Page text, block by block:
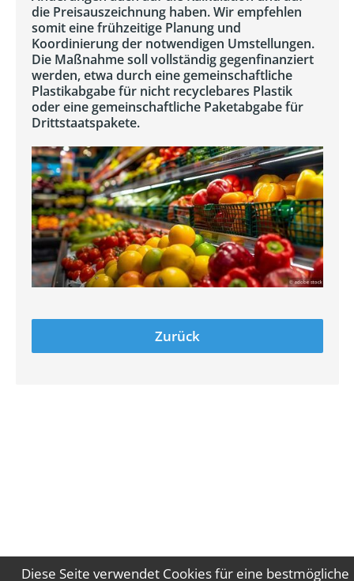
Diese Seite verwendet Cookies für eine bestmögliche
die Preisauszeichnung haben. Wir empfehlen
somit eine frühzeitige Planung und
Koordinierung der notwendigen Umstellungen.
Die Maßnahme soll vollständig gegenfinanziert
werden, etwa durch eine gemeinschaftliche
Plastikabgabe für nicht recyclebares Plastik
oder eine gemeinschaftliche Paketabgabe für
Drittstaatspakete.
Zurück